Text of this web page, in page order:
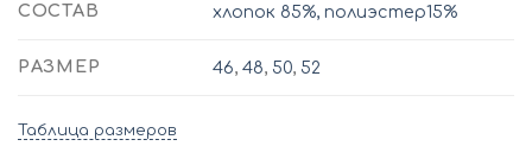
СОСТАВ хлопок 85%, полиэстер15%
РАЗМЕР 46,48, 50, 52
Таблица размеров